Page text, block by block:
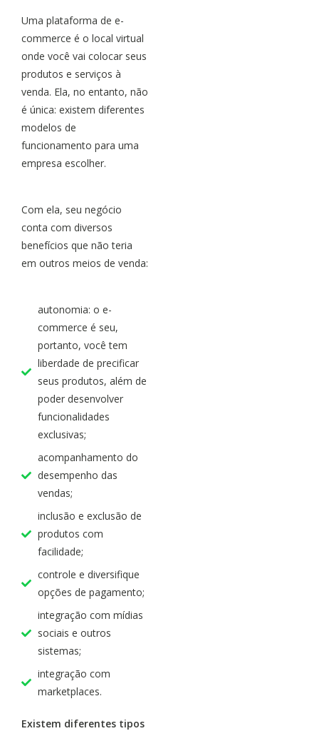
Uma plataforma de e-
commerce é o local virtual
onde você vai colocar seus
produtos e serviços à
venda. Ela, no entanto, não
é única: existem diferentes
modelos de
funcionamento para uma
empresa escolher.
Com ela, seu negócio
conta com diversos
benefícios que não teria
em outros meios de venda:
autonomia: o e-
commerce é seu,
portanto, você tem
liberdade de precificar
seus produtos, além de
poder desenvolver
funcionalidades
exclusivas;
acompanhamento do
desempenho das
vendas;
inclusão e exclusão de
produtos com
facilidade;
controle e diversifique
opções de pagamento;
integração com mídias
sociais e outros
sistemas;
integração com
marketplaces.
Existem diferentes tipos